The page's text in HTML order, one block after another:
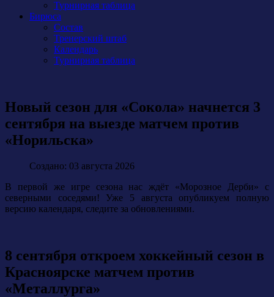
Турнирная таблица
Бирюса
Состав
Тренерский штаб
Календарь
Турнирная таблица
Новый сезон для «Сокола» начнется 3
сентября на выезде матчем против
«Норильска»
Создано: 03 августа 2026
В первой же игре сезона нас ждёт «Морозное Дерби» с
северными соседями! Уже 5 августа опубликуем полную
версию календаря, следите за обновлениями.
8 сентября откроем хоккейный сезон в
Красноярске матчем против
«Металлурга»